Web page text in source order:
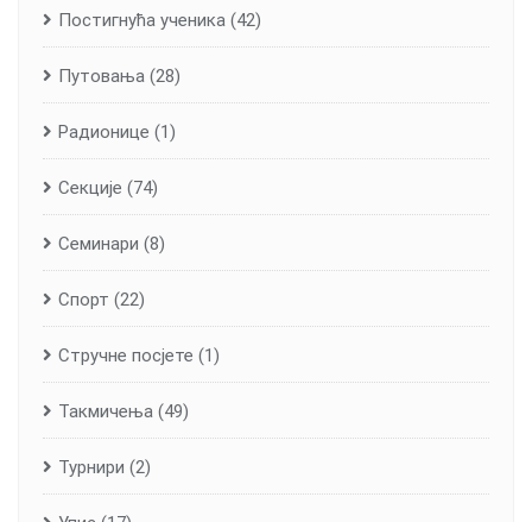
Постигнућа ученика (42)
Путовања (28)
Радионице (1)
Секције (74)
Семинари (8)
Спорт (22)
Стручне посјете (1)
Такмичења (49)
Турнири (2)